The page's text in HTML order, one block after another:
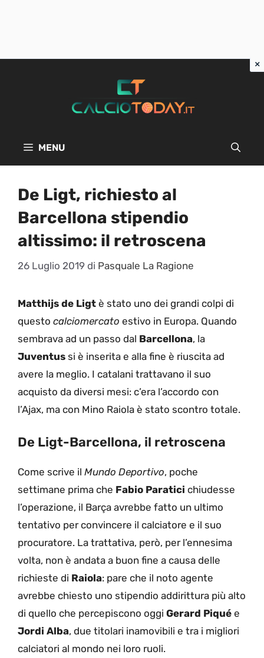
MENU
De Ligt, richiesto al
Barcellona stipendio
altissimo: il retroscena
26 Luglio 2019 di Pasquale La Ragione
Matthijs de Ligt è stato uno dei grandi colpi di
questo calciomercato estivo in Europa. Quando
sembrava ad un passo dal Barcellona, la
Juventus si è inserita e alla fine è riuscita ad
avere la meglio. I catalani trattavano il suo
acquisto da diversi mesi: c’era l’accordo con
l’Ajax, ma con Mino Raiola è stato scontro totale.
De Ligt-Barcellona, il retroscena
Come scrive il Mundo Deportivo, poche
settimane prima che Fabio Paratici chiudesse
l’operazione, il Barça avrebbe fatto un ultimo
tentativo per convincere il calciatore e il suo
procuratore. La trattativa, però, per l’ennesima
volta, non è andata a buon fine a causa delle
richieste di Raiola: pare che il noto agente
avrebbe chiesto uno stipendio addirittura più alto
di quello che percepiscono oggi Gerard Piqué e
Jordi Alba, due titolari inamovibili e tra i migliori
calciatori al mondo nei loro ruoli.